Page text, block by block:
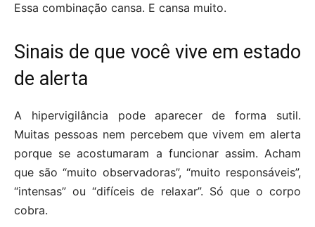
Essa combinação cansa. E cansa muito.
Sinais de que você vive em estado
de alerta
A hipervigilância pode aparecer de forma sutil.
Muitas pessoas nem percebem que vivem em alerta
porque se acostumaram a funcionar assim. Acham
que são “muito observadoras”, “muito responsáveis”,
“intensas” ou “difíceis de relaxar”. Só que o corpo
cobra.